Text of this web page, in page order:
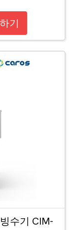
기
수기 CIM-